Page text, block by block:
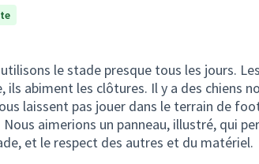
le stade presque tous les jours.
ils abiment les clôtures. Il y a des chiens
laissent pas jouer dans le terrain de
aimerions un panneau, illustré, qui
et le respect des autres et du matériel.